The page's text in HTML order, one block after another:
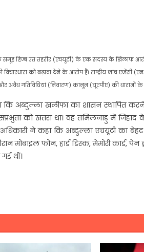
हिज्ब उत तहरीर (एचयूटी) के एक सदस्य के खिलाफ
को बढ़ावा देने के आरोप हैं। राष्ट्रीय जांच एजेंसी
अवैध गतिविधियां (निवारण) कानून (यूएपीए) की धाराओं के
कि अब्दुल्ला खलीफा का शासन स्थापित
को खतरा था। वह तमिलनाडु में जिहाद
ने कहा कि अब्दुल्ला एचयूटी का
मोबाइल फोन, हार्ड डिस्क, मेमोरी कार्ड,
थीं।